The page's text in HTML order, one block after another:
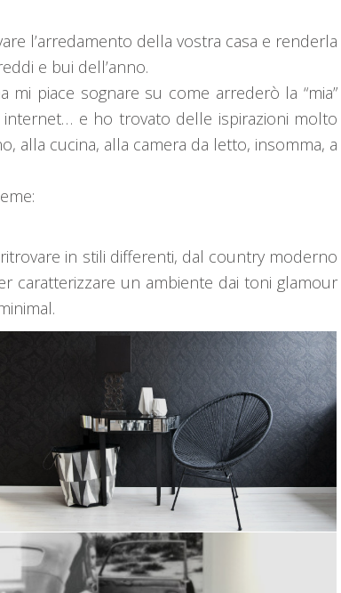
l’arredamento della vostra casa e renderla
e bui dell’anno.
piace sognare su come arrederò la “mia”
e ho trovato delle ispirazioni molto
alla cucina, alla camera da letto, insomma, a
in stili differenti, dal country moderno
caratterizzare un ambiente dai toni glamour